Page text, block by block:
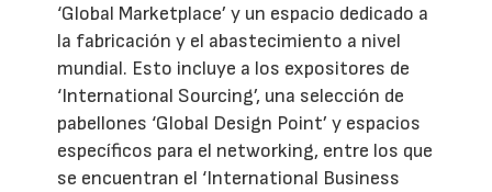
‘Global Marketplace’ y un espacio dedicado a
la fabricación y el abastecimiento a nivel
mundial. Esto incluye a los expositores de
‘International Sourcing’, una selección de
pabellones ‘Global Design Point’ y espacios
específicos para el networking, entre los que
se encuentran el ‘International Business